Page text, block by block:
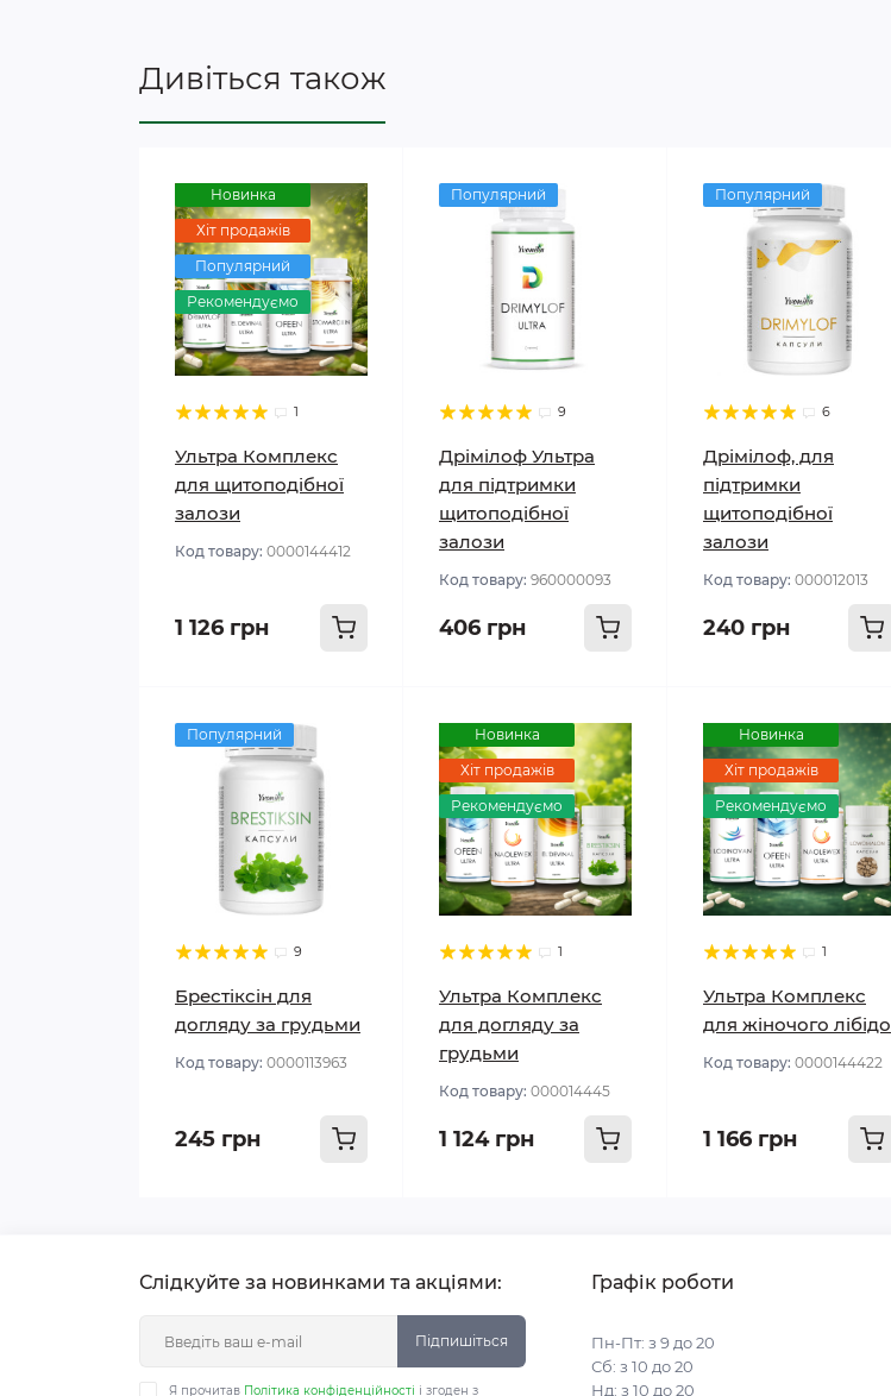
Дивіться також
Новинка
Хіт продажів
Популярний
Рекомендуємо
1
Ультра Комплекс
для щитоподібної
залози
Код товару: 0000144412
1 126 грн
Популярний
9
Дрімілоф Ультра
для підтримки
щитоподібної
залози
Код товару: 960000093
406 грн
Популярний
6
Дрімілоф, для
підтримки
щитоподібної
залози
Код товару: 000012013
240 грн
Популярний
9
Брестіксін для
догляду за грудьми
Код товару: 0000113963
245 грн
Новинка
Хіт продажів
Рекомендуємо
1
Ультра Комплекс
для догляду за
грудьми
Код товару: 000014445
1 124 грн
Новинка
Хіт продажів
Рекомендуємо
1
Ультра Комплекс
для жіночого лібідо
Код товару: 0000144422
1 166 грн
Слідкуйте за новинками та акціями:
Підпишіться
Я прочитав Політика конфіденційності і згоден з
Графік роботи
Пн-Пт: з 9 до 20
Сб: з 10 до 20
Нд: з 10 до 20